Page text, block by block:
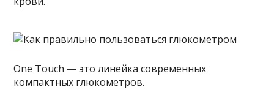
One Touch — это линейка современных
компактных глюкометров.